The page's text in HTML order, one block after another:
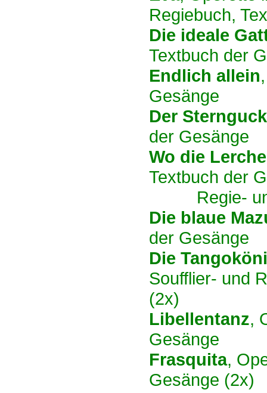
Regiebuch,
Die ideale
Textbuch der
Endlich allein
Gesänge
Der
der Gesänge
Wo die
Textbuch der
Regie-
Die blaue
der Gesänge
Die
Soufflier- und
(2x)
Libellentanz,
Gesänge
Frasquita,
Gesänge (2x)